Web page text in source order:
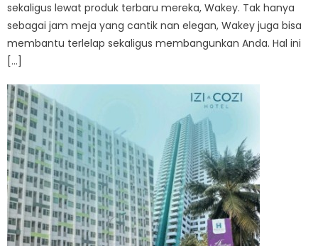
sekaligus lewat produk terbaru mereka, Wakey. Tak hanya
sebagai jam meja yang cantik nan elegan, Wakey juga bisa
membantu terlelap sekaligus membangunkan Anda. Hal ini
[…]